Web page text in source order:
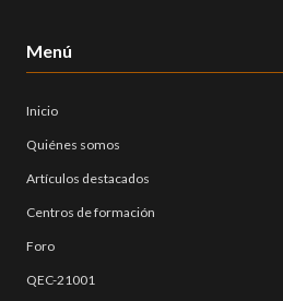
Menú
Inicio
Quiénes somos
Artículos destacados
Centros de formación
Foro
QEC-21001